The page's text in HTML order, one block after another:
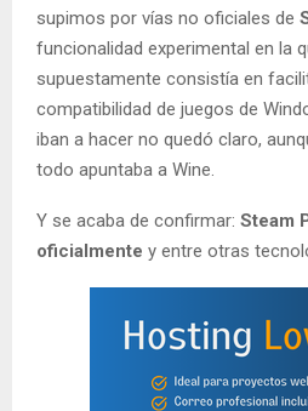
supimos por vías no oficiales de
funcionalidad experimental en la
supuestamente consistía en
compatibilidad de juegos de
iban a hacer no quedó claro,
todo apuntaba a Wine.
Y se acaba de confirmar: Steam
oficialmente y entre otras